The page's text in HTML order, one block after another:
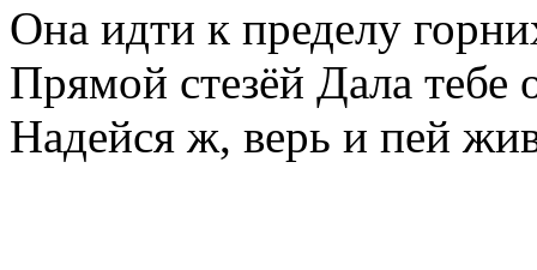
Она идти к пределу
Прямой стезёй Дала тебе
Надейся ж, верь и пей